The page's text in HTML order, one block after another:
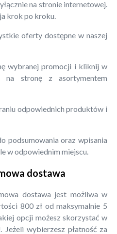
na stronie internetowej.
krok po kroku.
oferty dostępne w naszej
wybranej promocji i kliknij w
na stronę z asortymentem
odpowiednich produktów i
podsumowania oraz wpisania
w odpowiednim miejscu.
dostawa
dostawa jest możliwa w
800 zł od maksymalnie 5
opcji możesz skorzystać w
Jeżeli wybierzesz płatność za